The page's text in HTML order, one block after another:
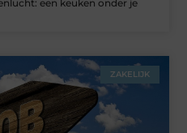
een keuken onder je
ZAKELIJK